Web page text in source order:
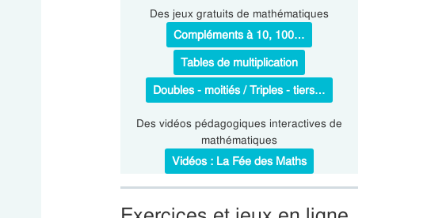
Des jeux gratuits de mathématiques
Compléments à 10, 100…
Tables de multiplication
Doubles - moitiés / Triples - tiers…
Des vidéos pédagogiques interactives de
mathématiques
Vidéos : La Fée des Maths